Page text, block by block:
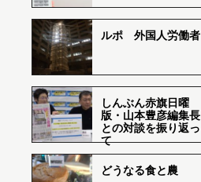
ルポ 外国人労働者
しんぶん赤旗日曜
版・山本豊彦編集長
との対談を振り返っ
て
どうなる食と農